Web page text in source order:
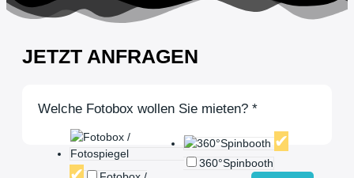
JETZT ANFRAGEN
Welche Fotobox wollen Sie mieten? *
360°Spinbooth